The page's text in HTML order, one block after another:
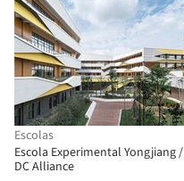
Escolas
Escola Experimental Yongjiang /
DC Alliance